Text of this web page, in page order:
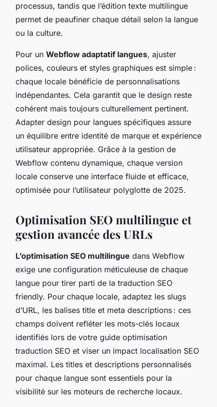
processus, tandis que l’édition texte multilingue
permet de peaufiner chaque détail selon la langue
ou la culture.
Pour un Webflow adaptatif langues, ajuster
polices, couleurs et styles graphiques est simple :
chaque locale bénéficie de personnalisations
indépendantes. Cela garantit que le design reste
cohérent mais toujours culturellement pertinent.
Adapter design pour langues spécifiques assure
un équilibre entre identité de marque et expérience
utilisateur appropriée. Grâce à la gestion de
Webflow contenu dynamique, chaque version
locale conserve une interface fluide et efficace,
optimisée pour l’utilisateur polyglotte de 2025.
Optimisation SEO multilingue et
gestion avancée des URLs
L’optimisation SEO multilingue dans Webflow
exige une configuration méticuleuse de chaque
langue pour tirer parti de la traduction SEO
friendly. Pour chaque locale, adaptez les slugs
d’URL, les balises title et meta descriptions : ces
champs doivent refléter les mots-clés locaux
identifiés lors de votre guide optimisation
traduction SEO et viser un impact localisation SEO
maximal. Les titles et descriptions personnalisés
pour chaque langue sont essentiels pour la
visibilité sur les moteurs de recherche locaux.